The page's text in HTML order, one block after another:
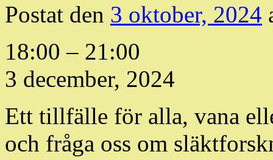
Postat den 3 oktober, 2024
Släktforskarcafe
18:00 – 21:00
3 december, 2024
Ett tillfälle för alla, vana
och fråga oss om